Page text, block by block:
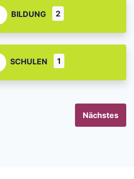
BILDUNG 2
SCHULEN 1
Nächstes